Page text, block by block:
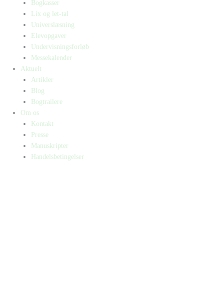
Bogkasser
Lix og let-tal
Universlæsning
Elevopgaver
Undervisningsforløb
Messekalender
Aktuelt
Artikler
Blog
Bogtrailere
Om os
Kontakt
Presse
Manuskripter
Handelsbetingelser